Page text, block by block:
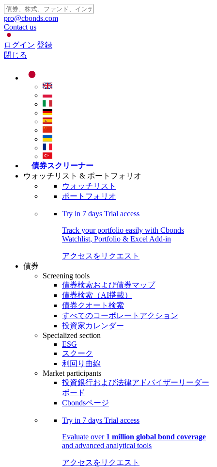
pro@cbonds.com
Contact us
ログイン 登録
閉じる
債券スクリーナー
ウォッチリスト & ポートフォリオ
ウォッチリスト
ポートフォリオ
Try in 7 days Trial access
Track your portfolio easily with Cbonds
Watchlist, Portfolio & Excel Add-in
アクセスをリクエスト
債券
Screening tools
債券検索および債券マップ
債券検索（AI搭載）
債券クオート検索
すべてのコーポレートアクション
投資家カレンダー
Specialized section
ESG
スクーク
利回り曲線
Market participants
投資銀行および法律アドバイザーリーダー
ボード
Cbondsページ
Try in 7 days Trial access
Evaluate over 1 million global bond coverage
and advanced analytical tools
アクセスをリクエスト